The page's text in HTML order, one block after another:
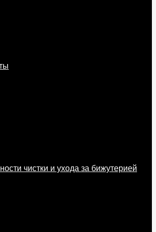
чистки и ухода за бижутерией